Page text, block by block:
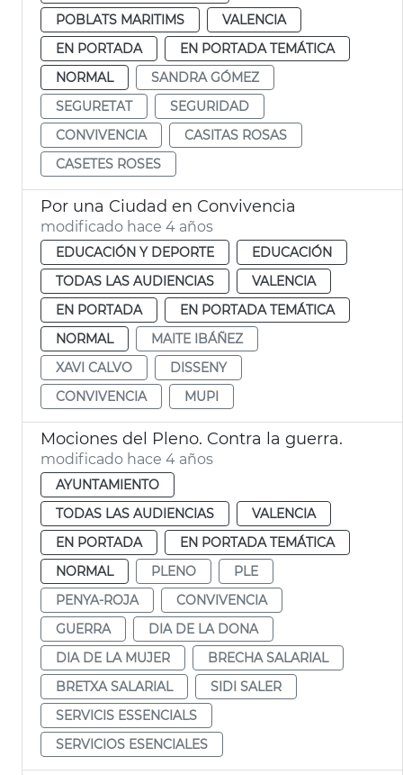
POBLATS MARITIMS
VALENCIA
EN PORTADA
EN PORTADA TEMÁTICA
NORMAL
SANDRA GÓMEZ
SEGURETAT
SEGURIDAD
CONVIVENCIA
CASITAS ROSAS
CASETES ROSES
Por una Ciudad en Convivencia
modificado hace 4 años
EDUCACIÓN Y DEPORTE
EDUCACIÓN
TODAS LAS AUDIENCIAS
VALENCIA
EN PORTADA
EN PORTADA TEMÁTICA
NORMAL
MAITE IBÁÑEZ
XAVI CALVO
DISSENY
CONVIVENCIA
MUPI
Mociones del Pleno. Contra la guerra.
modificado hace 4 años
AYUNTAMIENTO
TODAS LAS AUDIENCIAS
VALENCIA
EN PORTADA
EN PORTADA TEMÁTICA
NORMAL
PLENO
PLE
PENYA-ROJA
CONVIVENCIA
GUERRA
DIA DE LA DONA
DIA DE LA MUJER
BRECHA SALARIAL
BRETXA SALARIAL
SIDI SALER
SERVICIS ESSENCIALS
SERVICIOS ESENCIALES